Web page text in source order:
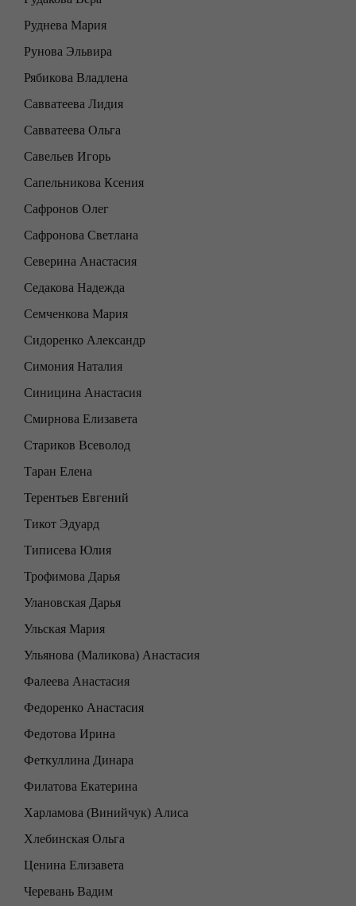
Руднева Мария
Рунова Эльвира
Рябикова Владлена
Савватеева Лидия
Савватеева Ольга
Савельев Игорь
Сапельникова Ксения
Сафронов Олег
Сафронова Светлана
Северина Анастасия
Седакова Надежда
Семченкова Мария
Сидоренко Александр
Симония Наталия
Синицина Анастасия
Смирнова Елизавета
Стариков Всеволод
Таран Елена
Терентьев Евгений
Тикот Эдуард
Типисева Юлия
Трофимова Дарья
Улановская Дарья
Ульская Мария
Ульянова (Маликова) Анастасия
Фалеева Анастасия
Федоренко Анастасия
Федотова Ирина
Феткуллина Динара
Филатова Екатерина
Харламова (Винийчук) Алиса
Хлебинская Ольга
Ценина Елизавета
Черевань Вадим